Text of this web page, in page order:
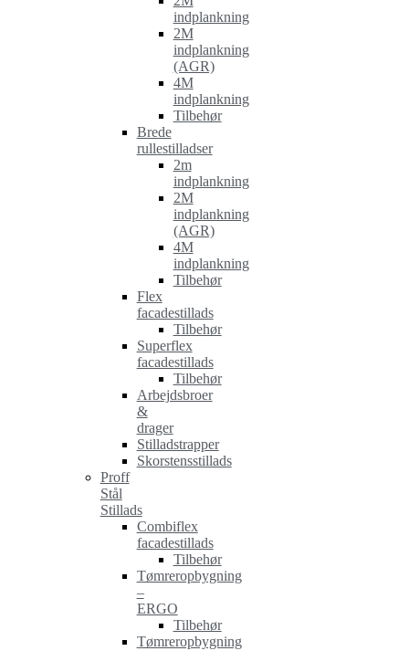
indplankning
2M
indplankning
(AGR)
4M
indplankning
Tilbehør
Brede
rullestilladser
2m
indplankning
2M
indplankning
(AGR)
4M
indplankning
Tilbehør
Flex
facadestillads
Tilbehør
Superflex
facadestillads
Tilbehør
Arbejdsbroer
&
drager
Stilladstrapper
Skorstensstillads
Proff
Stål
Stillads
Combiflex
facadestillads
Tilbehør
Tømreropbygning
–
ERGO
Tilbehør
Tømreropbygning